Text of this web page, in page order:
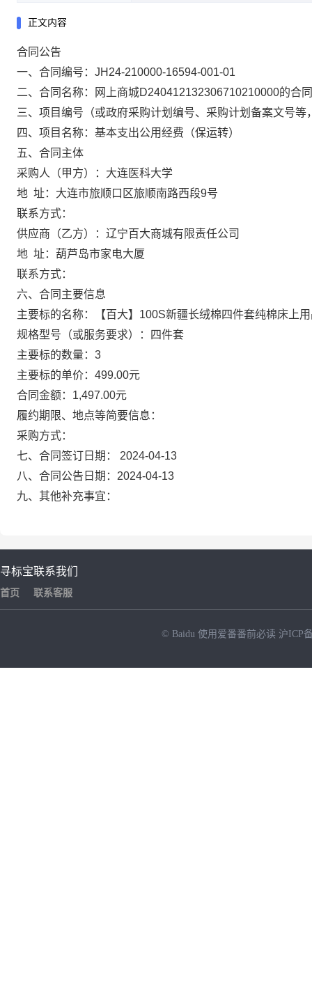
正文内容
合同公告
一、合同编号： JH24-210000-16594-001-01
二、合同名称：
网上商城D240412132306710210000的合
三、项目编号（或政府采购计划编号、采购计划备案文号等
四、项目名称： 基本支出公用经费（保运转）
五、合同主体
采购人（甲方）：大连医科大学
地 址：大连市旅顺口区旅顺南路西段9号
联系方式：
供应商（乙方）：辽宁百大商城有限责任公司
地 址：葫芦岛市家电大厦
联系方式：
六、合同主要信息
主要标的名称：【百大】100S新疆长绒棉四件套纯棉床上
规格型号（或服务要求）：四件套
主要标的数量：3
主要标的单价：499.00元
合同金额：1,497.00元
履约期限、地点等简要信息：
采购方式：
七、合同签订日期： 2024-04-13
八、合同公告日期： 2024-04-13
九、其他补充事宜：
寻标宝
首页
联系我们
联系客服
© Baidu 使用爱番番前必读 沪ICP